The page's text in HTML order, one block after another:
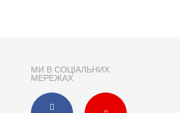
МИ В СОЦІАЛЬНИХ
МЕРЕЖАХ